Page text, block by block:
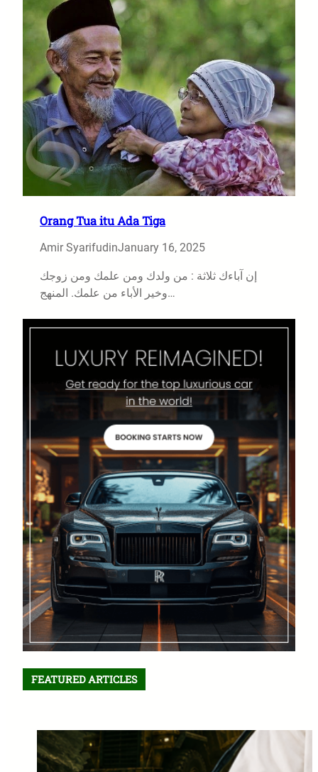
Orang Tua itu Ada Tiga
Amir SyarifudinJanuary 16, 2025
إن آباءك ثلاثة : من ولدك ومن علمك ومن زوجك
وخير الأباء من علمك. المنهج…
FEATURED ARTICLES